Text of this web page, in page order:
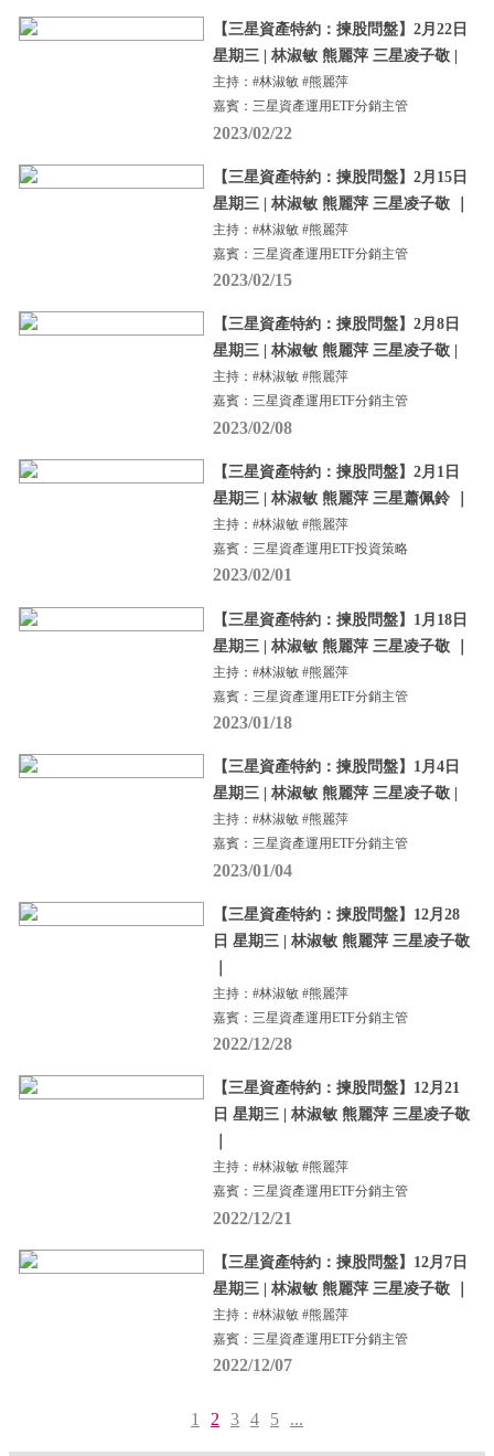
【三星資產特約：揀股問盤】2月22日
星期三 | 林淑敏 熊麗萍 三星凌子敬 |
主持：#林淑敏 #熊麗萍
嘉賓：三星資產運用ETF分銷主管
2023/02/22
【三星資產特約：揀股問盤】2月15日
星期三 | 林淑敏 熊麗萍 三星凌子敬 ｜
主持：#林淑敏 #熊麗萍
嘉賓：三星資產運用ETF分銷主管
2023/02/15
【三星資產特約：揀股問盤】2月8日
星期三 | 林淑敏 熊麗萍 三星凌子敬 |
主持：#林淑敏 #熊麗萍
嘉賓：三星資產運用ETF分銷主管
2023/02/08
【三星資產特約：揀股問盤】2月1日
星期三 | 林淑敏 熊麗萍 三星蕭佩鈴 ｜
主持：#林淑敏 #熊麗萍
嘉賓：三星資產運用ETF投資策略
2023/02/01
【三星資產特約：揀股問盤】1月18日
星期三 | 林淑敏 熊麗萍 三星凌子敬 ｜
主持：#林淑敏 #熊麗萍
嘉賓：三星資產運用ETF分銷主管
2023/01/18
【三星資產特約：揀股問盤】1月4日
星期三 | 林淑敏 熊麗萍 三星凌子敬 |
主持：#林淑敏 #熊麗萍
嘉賓：三星資產運用ETF分銷主管
2023/01/04
【三星資產特約：揀股問盤】12月28
日 星期三 | 林淑敏 熊麗萍 三星凌子敬
主持：#林淑敏 #熊麗萍
嘉賓：三星資產運用ETF分銷主管
2022/12/28
【三星資產特約：揀股問盤】12月21
日 星期三 | 林淑敏 熊麗萍 三星凌子敬
主持：#林淑敏 #熊麗萍
嘉賓：三星資產運用ETF分銷主管
2022/12/21
【三星資產特約：揀股問盤】12月7日
星期三 | 林淑敏 熊麗萍 三星凌子敬 ｜
主持：#林淑敏 #熊麗萍
嘉賓：三星資產運用ETF分銷主管
2022/12/07
1 2 3 4 5 ...